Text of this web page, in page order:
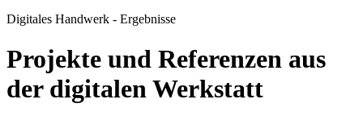
Digitales Handwerk - Ergebnisse
Projekte und Referenzen aus
der digitalen Werkstatt